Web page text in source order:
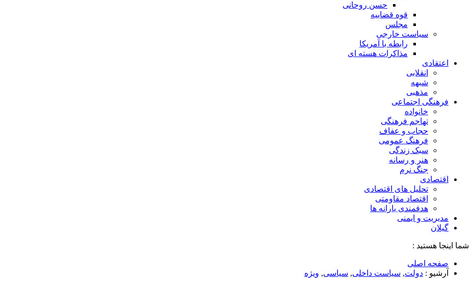
حسن روحانی
قوه قضاییه
مجلس
سیاست خارجی
رابطه با آمریکا
مذاکرات هسته ای
اعتقادی
انقلابی
شبهه
مذهبی
فرهنگی اجتماعی
خانواده
تهاجم فرهنگی
حجاب و عفاف
فرهنگ عمومی
سبک زندگی
هنر و رسانه
جنگ نرم
اقتصادی
تحلیل های اقتصادی
اقتصاد مقاومتی
هدفمندی یارانه ها
مدیریت و ایمنی
گیلان
شما اینجا هستید :
صفحه اصلی
آرشیو : دولت, سیاست داخلی, سیاسی, ویژه